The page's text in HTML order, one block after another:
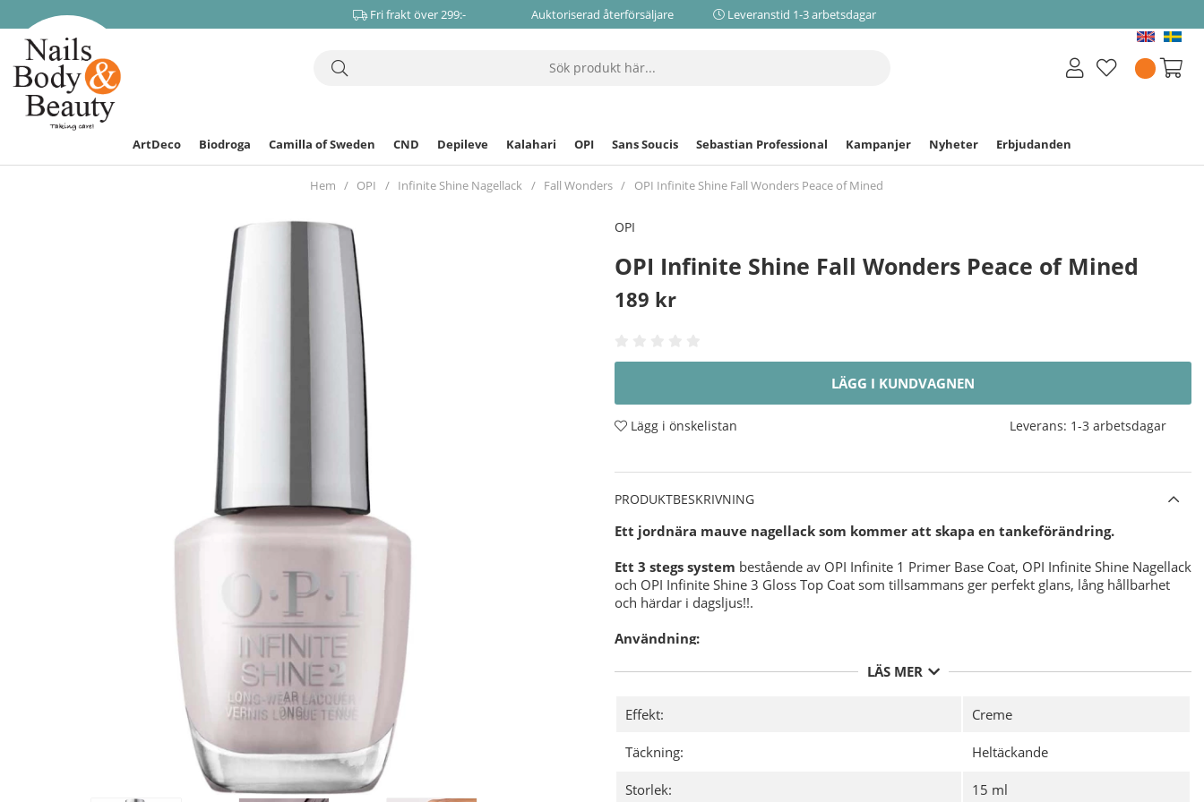
Fri frakt över 299:- Auktoriserad återförsäljare Leveranstid 1-3 arbetsdagar
ArtDeco Biodroga Camilla of Sweden CND Depileve Kalahari OPI Sans Soucis Sebastian Professional Kampanjer Nyheter Erbjudanden
Hem OPI Infinite Shine Nagellack Fall Wonders OPI Infinite Shine Fall Wonders Peace of Mined
OPI
OPI Infinite Shine Fall Wonders Peace of Mined
189 kr
LÄGG I KUNDVAGNEN
Lägg i önskelistan Leverans: 1-3 arbetsdagar
PRODUKTBESKRIVNING
Ett jordnära mauve nagellack som kommer att skapa en tankeförändring.
Ett 3 stegs system bestående av OPI Infinite 1 Primer Base Coat, OPI Infinite Shine Nagellack
och OPI Infinite Shine 3 Gloss Top Coat som tillsammans ger perfekt glans, lång hållbarhet
och härdar i dagsljus!!.
Användning:
Förbered din nagel för OPI Infinite Shine Nagellacken för bästa möjliga hållbarhet med
nagellack.
Där efter applicerar du 2 tunna lager av valfri färg från
OPI Infinite Shine Nagellack
Slutligen applicerar du ett tunt lager
OPI Infinite Shine 3 Gloss Top Coat
LÄS MER
Effekt: Creme
Täckning: Heltäckande
Storlek: 15 ml